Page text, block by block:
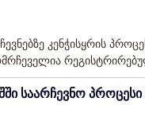
კენჭისყრის
საარჩევნო